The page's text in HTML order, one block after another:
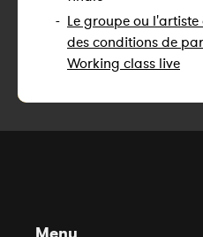
- Le groupe ou
des conditions de
Working class live